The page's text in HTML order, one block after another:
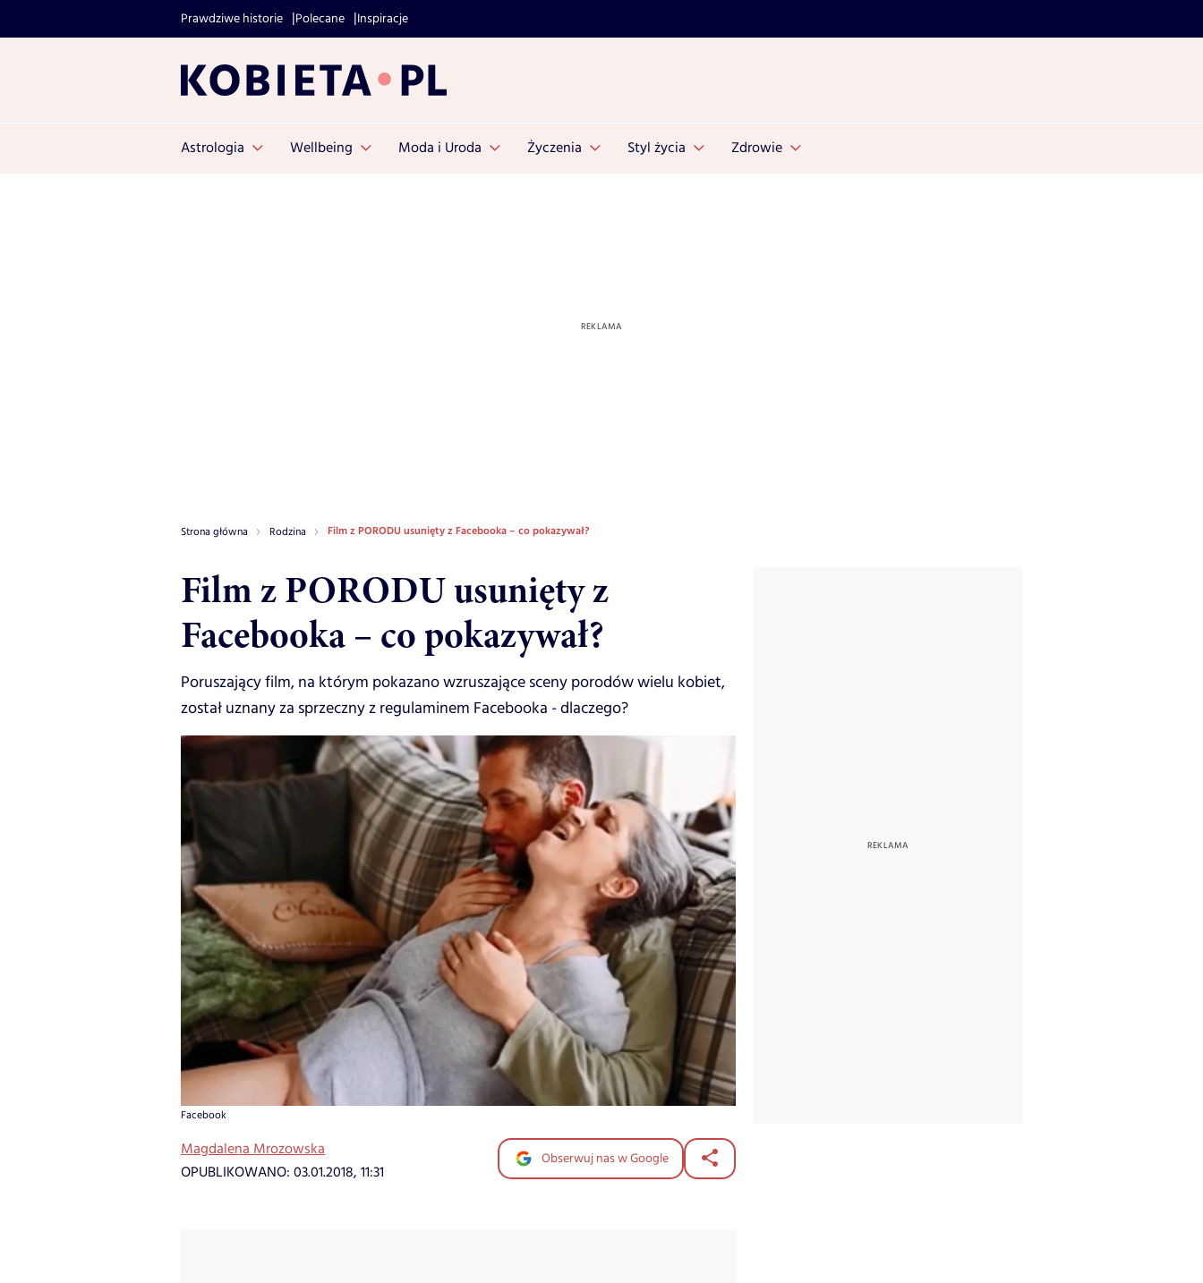
Prawdziwe historie Polecane Inspiracje
Astrologia Wellbeing Moda i Uroda Życzenia Styl życia Zdrowie
Strona główna Rodzina Film z PORODU usunięty z Facebooka – co pokazywał?
Film z PORODU usunięty z
Facebooka – co pokazywał?
Poruszający film, na którym pokazano wzruszające sceny porodów wielu kobiet,
został uznany za sprzeczny z regulaminem Facebooka - dlaczego?
Facebook
Magdalena Mrozowska
OPUBLIKOWANO: 03.01.2018, 11:31
Obserwuj nas w Google